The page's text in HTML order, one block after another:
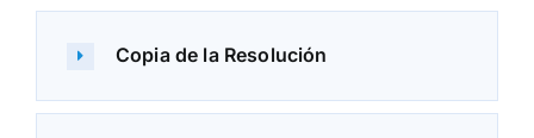
Copia de la Resolución